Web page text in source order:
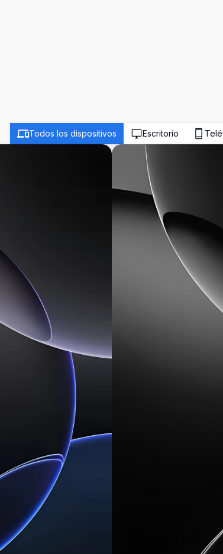
Todos los dispositivos Escritorio